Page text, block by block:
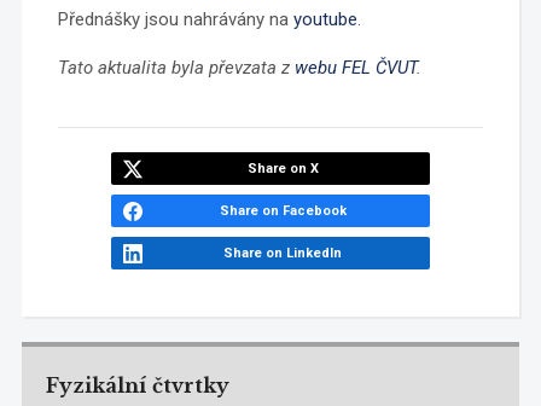
Přednášky jsou nahrávány na youtube.
Tato aktualita byla převzata z webu FEL ČVUT.
Share on X
Share on Facebook
Share on LinkedIn
Fyzikální čtvrtky